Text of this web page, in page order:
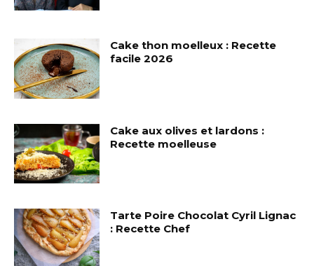
Cake thon moelleux : Recette
facile 2026
Cake aux olives et lardons :
Recette moelleuse
Tarte Poire Chocolat Cyril Lignac
: Recette Chef